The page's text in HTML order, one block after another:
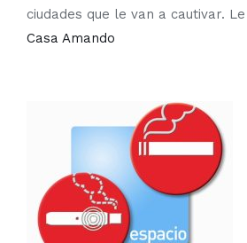
ciudades que le van a cautivar.
Casa Amando